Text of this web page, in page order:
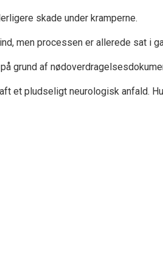
skade under kramperne.
men processen er allerede sat i
grund af
et pludseligt neurologisk anfald.